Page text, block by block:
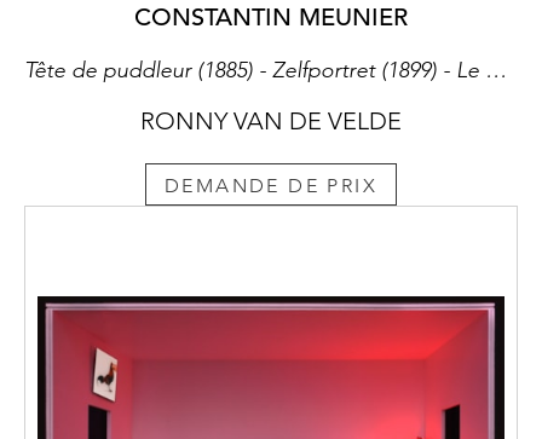
CONSTANTIN MEUNIER
Tête de puddleur (1885) - Zelfportret (1899) - Le mineur (1904)
RONNY VAN DE VELDE
DEMANDE DE PRIX